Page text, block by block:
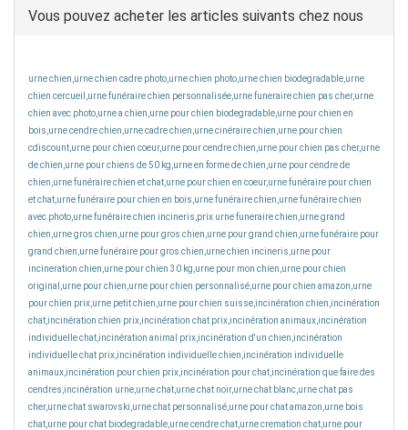
Vous pouvez acheter les articles suivants chez nous
urne chien,urne chien cadre photo,urne chien photo,urne chien biodegradable,urne
chien cercueil,urne funéraire chien personnalisée,urne funeraire chien pas cher,urne
chien avec photo,urne a chien,urne pour chien biodegradable,urne pour chien en
bois,urne cendre chien,urne cadre chien,urne cinéraire chien,urne pour chien
cdiscount,urne pour chien coeur,urne pour cendre chien,urne pour chien pas cher,urne
de chien,urne pour chiens de 50 kg,urne en forme de chien,urne pour cendre de
chien,urne funéraire chien et chat,urne pour chien en coeur,urne funéraire pour chien
et chat,urne funéraire pour chien en bois,urne funéraire chien,urne funéraire chien
avec photo,urne funéraire chien incineris,prix urne funeraire chien,urne grand
chien,urne gros chien,urne pour gros chien,urne pour grand chien,urne funéraire pour
grand chien,urne funéraire pour gros chien,urne chien incineris,urne pour
incineration chien,urne pour chien 30 kg,urne pour mon chien,urne pour chien
original,urne pour chien,urne pour chien personnalisé,urne pour chien amazon,urne
pour chien prix,urne petit chien,urne pour chien suisse,incinération chien,incinération
chat,incinération chien prix,incinération chat prix,incinération animaux,incinération
individuelle chat,incinération animal prix,incinération d'un chien,incinération
individuelle chat prix,incinération individuelle chien,incinération individuelle
animaux,incinération pour chien prix,incinération pour chat,incinération que faire des
cendres,incinération urne,urne chat,urne chat noir,urne chat blanc,urne chat pas
cher,urne chat swarovski,urne chat personnalisé,urne pour chat amazon,urne bois
chat,urne pour chat biodegradable,urne cendre chat,urne cremation chat,urne pour